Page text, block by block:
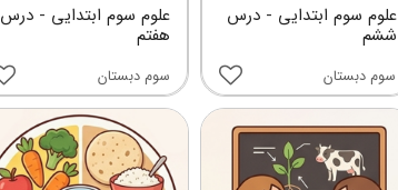
علوم سوم ابتدایی - درس
هفتم
سوم دبستان
علوم سوم ابتدایی - درس
ششم
سوم دبستان